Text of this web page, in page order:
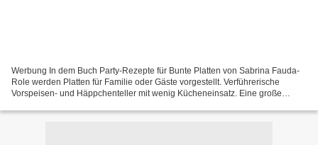
Werbung In dem Buch Party-Rezepte für Bunte Platten von Sabrina Fauda-
Role werden Platten für Familie oder Gäste vorgestellt. Verführerische
Vorspeisen- und Häppchenteller mit wenig Kücheneinsatz. Eine große